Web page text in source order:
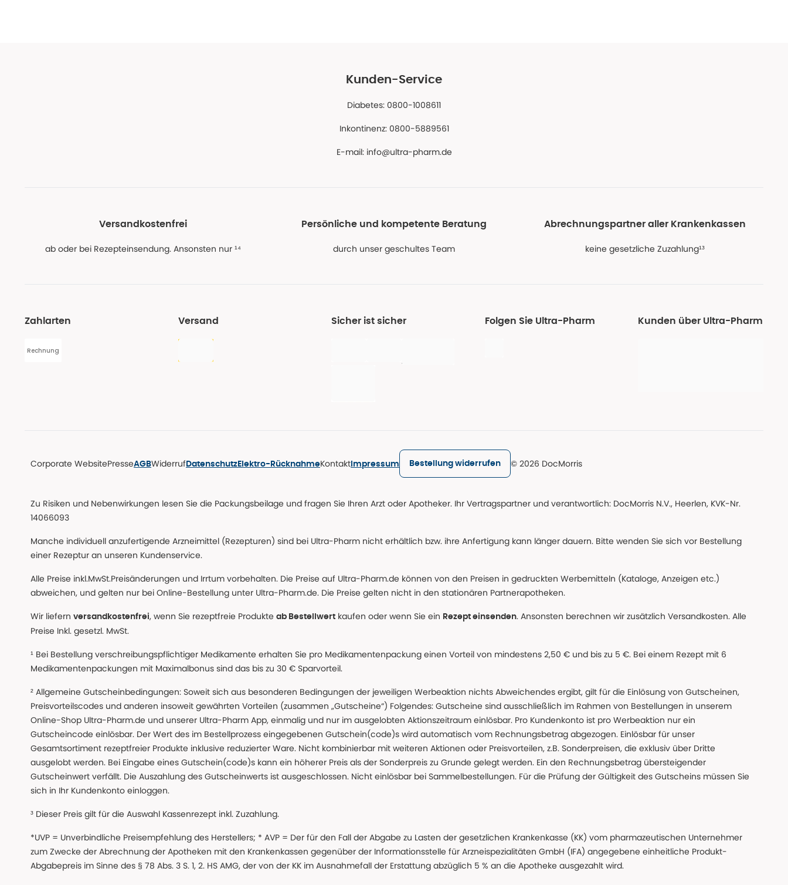
Kunden-Service
Diabetes: 0800-1008611
Inkontinenz: 0800-5889561
E-mail: info@ultra-pharm.de
Versandkostenfrei
ab oder bei Rezepteinsendung. Ansonsten nur ¹⁴
Persönliche und kompetente Beratung
durch unser geschultes Team
Abrechnungspartner aller Krankenkassen
keine gesetzliche Zuzahlung¹³
Zahlarten
Rechnung
Versand Sicher ist sicher Folgen Sie Ultra-Pharm Kunden über Ultra-Pharm
Corporate WebsitePresseAGBWiderruf Datenschutz Elektro-RücknahmeKontakt Impressum Bestellung widerrufen © 2026 DocMorris
Zu Risiken und Nebenwirkungen lesen Sie die Packungsbeilage und fragen Sie Ihren Arzt oder Apotheker. Ihr Vertragspartner und verantwortlich: DocMorris N.V., Heerlen, KVK-Nr.
14066093
Manche individuell anzufertigende Arzneimittel (Rezepturen) sind bei Ultra-Pharm nicht erhältlich bzw. ihre Anfertigung kann länger dauern. Bitte wenden Sie sich vor Bestellung
einer Rezeptur an unseren Kundenservice.
Alle Preise inkl.MwSt.Preisänderungen und Irrtum vorbehalten. Die Preise auf Ultra-Pharm.de können von den Preisen in gedruckten Werbemitteln (Kataloge, Anzeigen etc.)
abweichen, und gelten nur bei Online-Bestellung unter Ultra-Pharm.de. Die Preise gelten nicht in den stationären Partnerapotheken.
Wir liefern versandkostenfrei, wenn Sie rezeptfreie Produkte ab Bestellwert kaufen oder wenn Sie ein Rezept einsenden. Ansonsten berechnen wir zusätzlich Versandkosten. Alle
Preise Inkl. gesetzl. MwSt.
¹ Bei Bestellung verschreibungspflichtiger Medikamente erhalten Sie pro Medikamentenpackung einen Vorteil von mindestens 2,50 € und bis zu 5 €. Bei einem Rezept mit 6
Medikamentenpackungen mit Maximalbonus sind das bis zu 30 € Sparvorteil.
² Allgemeine Gutscheinbedingungen: Soweit sich aus besonderen Bedingungen der jeweiligen Werbeaktion nichts Abweichendes ergibt, gilt für die Einlösung von Gutscheinen,
Preisvorteilscodes und anderen insoweit gewährten Vorteilen (zusammen „Gutscheine“) Folgendes: Gutscheine sind ausschließlich im Rahmen von Bestellungen in unserem
Online-Shop Ultra-Pharm.de und unserer Ultra-Pharm App, einmalig und nur im ausgelobten Aktionszeitraum einlösbar. Pro Kundenkonto ist pro Werbeaktion nur ein
Gutscheincode einlösbar. Der Wert des im Bestellprozess eingegebenen Gutschein(code)s wird automatisch vom Rechnungsbetrag abgezogen. Einlösbar für unser
Gesamtsortiment rezeptfreier Produkte inklusive reduzierter Ware. Nicht kombinierbar mit weiteren Aktionen oder Preisvorteilen, z.B. Sonderpreisen, die exklusiv über Dritte
ausgelobt werden. Bei Eingabe eines Gutschein(code)s kann ein höherer Preis als der Sonderpreis zu Grunde gelegt werden. Ein den Rechnungsbetrag übersteigender
Gutscheinwert verfällt. Die Auszahlung des Gutscheinwerts ist ausgeschlossen. Nicht einlösbar bei Sammelbestellungen. Für die Prüfung der Gültigkeit des Gutscheins müssen Sie
sich in Ihr Kundenkonto einloggen.
³ Dieser Preis gilt für die Auswahl Kassenrezept inkl. Zuzahlung.
*UVP = Unverbindliche Preisempfehlung des Herstellers; * AVP = Der für den Fall der Abgabe zu Lasten der gesetzlichen Krankenkasse (KK) vom pharmazeutischen Unternehmer
zum Zwecke der Abrechnung der Apotheken mit den Krankenkassen gegenüber der Informationsstelle für Arzneispezialitäten GmbH (IFA) angegebene einheitliche Produkt-
Abgabepreis im Sinne des § 78 Abs. 3 S. 1, 2. HS AMG, der von der KK im Ausnahmefall der Erstattung abzüglich 5 % an die Apotheke ausgezahlt wird.